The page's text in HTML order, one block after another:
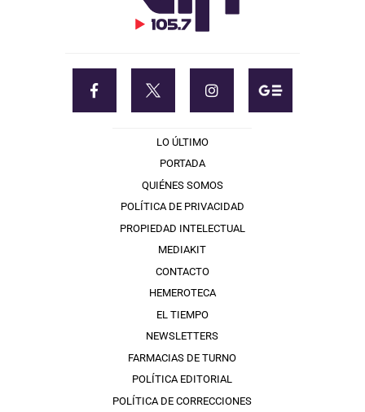
LO ÚLTIMO
PORTADA
QUIÉNES SOMOS
POLÍTICA DE PRIVACIDAD
PROPIEDAD INTELECTUAL
MEDIAKIT
CONTACTO
HEMEROTECA
EL TIEMPO
NEWSLETTERS
FARMACIAS DE TURNO
POLÍTICA EDITORIAL
POLÍTICA DE CORRECCIONES